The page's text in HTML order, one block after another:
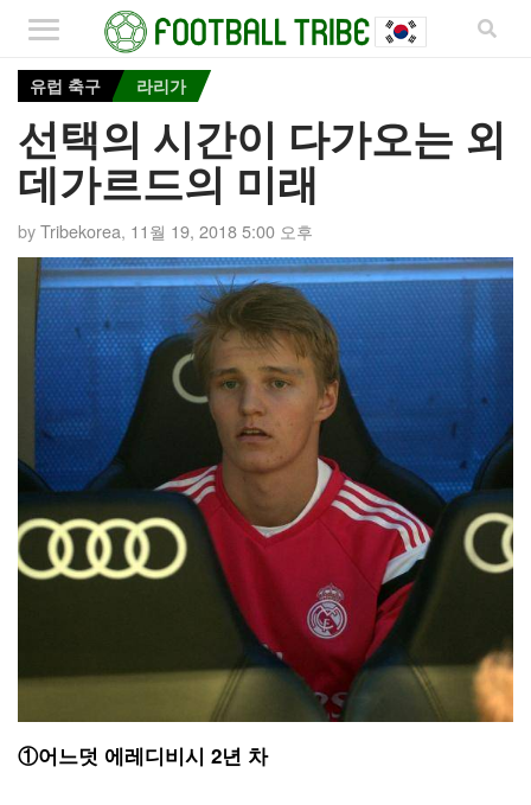
유럽 축구 라리가
선택의 시간이 다가오는 외
데가르드의 미래
byTribekorea, 11월 19, 2018 5:00 오후
①어느덧 에레디비시 2년 차